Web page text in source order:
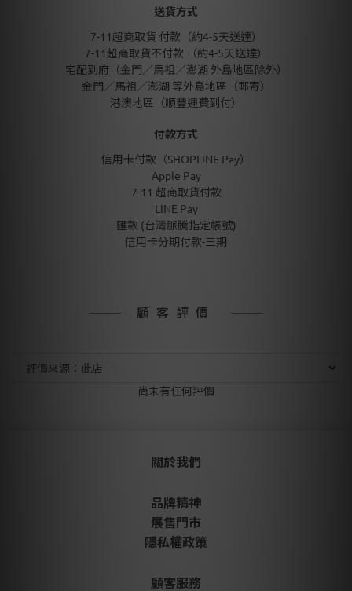
送貨方式
7-11超商取貨 付款（約4-5天送達）
7-11超商取貨不付款 （約4-5天送達）
宅配到府（金門／馬祖／澎湖 外島地區除外）
金門／馬祖／澎湖 等外島地區（郵寄）
港澳地區（順豐運費到付）
付款方式
信用卡付款（SHOPLINE Pay）
Apple Pay
7-11 超商取貨付款
LINE Pay
匯款 (台灣脈騰指定帳號)
信用卡分期付款-三期
顧客評價
尚未有任何評價
關於我們
品牌精神
展售門市
隱私權政策
顧客服務